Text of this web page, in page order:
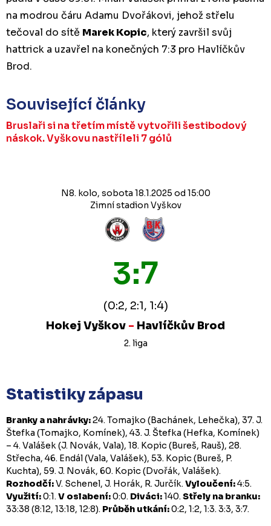
na modrou čáru Adamu Dvořákovi, jehož střelu
tečoval do sítě Marek Kopic, který završil svůj
hattrick a uzavřel na konečných 7:3 pro Havlíčkův
Brod.
Související články
Bruslaři si na třetím místě vytvořili šestibodový
náskok. Vyškovu nastříleli 7 gólů
N8. kolo, sobota 18.1.2025 od 15:00
Zimní stadion Vyškov
3:7
(0:2, 2:1, 1:4)
Hokej Vyškov - Havlíčkův Brod
2. liga
Statistiky zápasu
Branky a nahrávky:24. Tomajko (Bachánek, Lehečka), 37. J.
Štefka (Tomajko, Komínek), 43. J. Štefka (Hefka, Komínek)
– 4. Valášek (J. Novák, Vala), 18. Kopic (Bureš, Rauš), 28.
Střecha, 46. Endál (Vala, Valášek), 53. Kopic (Bureš, P.
Kuchta), 59. J. Novák, 60. Kopic (Dvořák, Valášek).
Rozhodčí:V. Schenel, J. Horák, R. Jurčík.Vyloučení:4:5.
Využití:0:1.V oslabení:0:0. Diváci:140.Střely na branku:
33:38 (8:12, 13:18, 12:8). Průběh utkání:0:2, 1:2, 1:3. 3:3, 3:7.